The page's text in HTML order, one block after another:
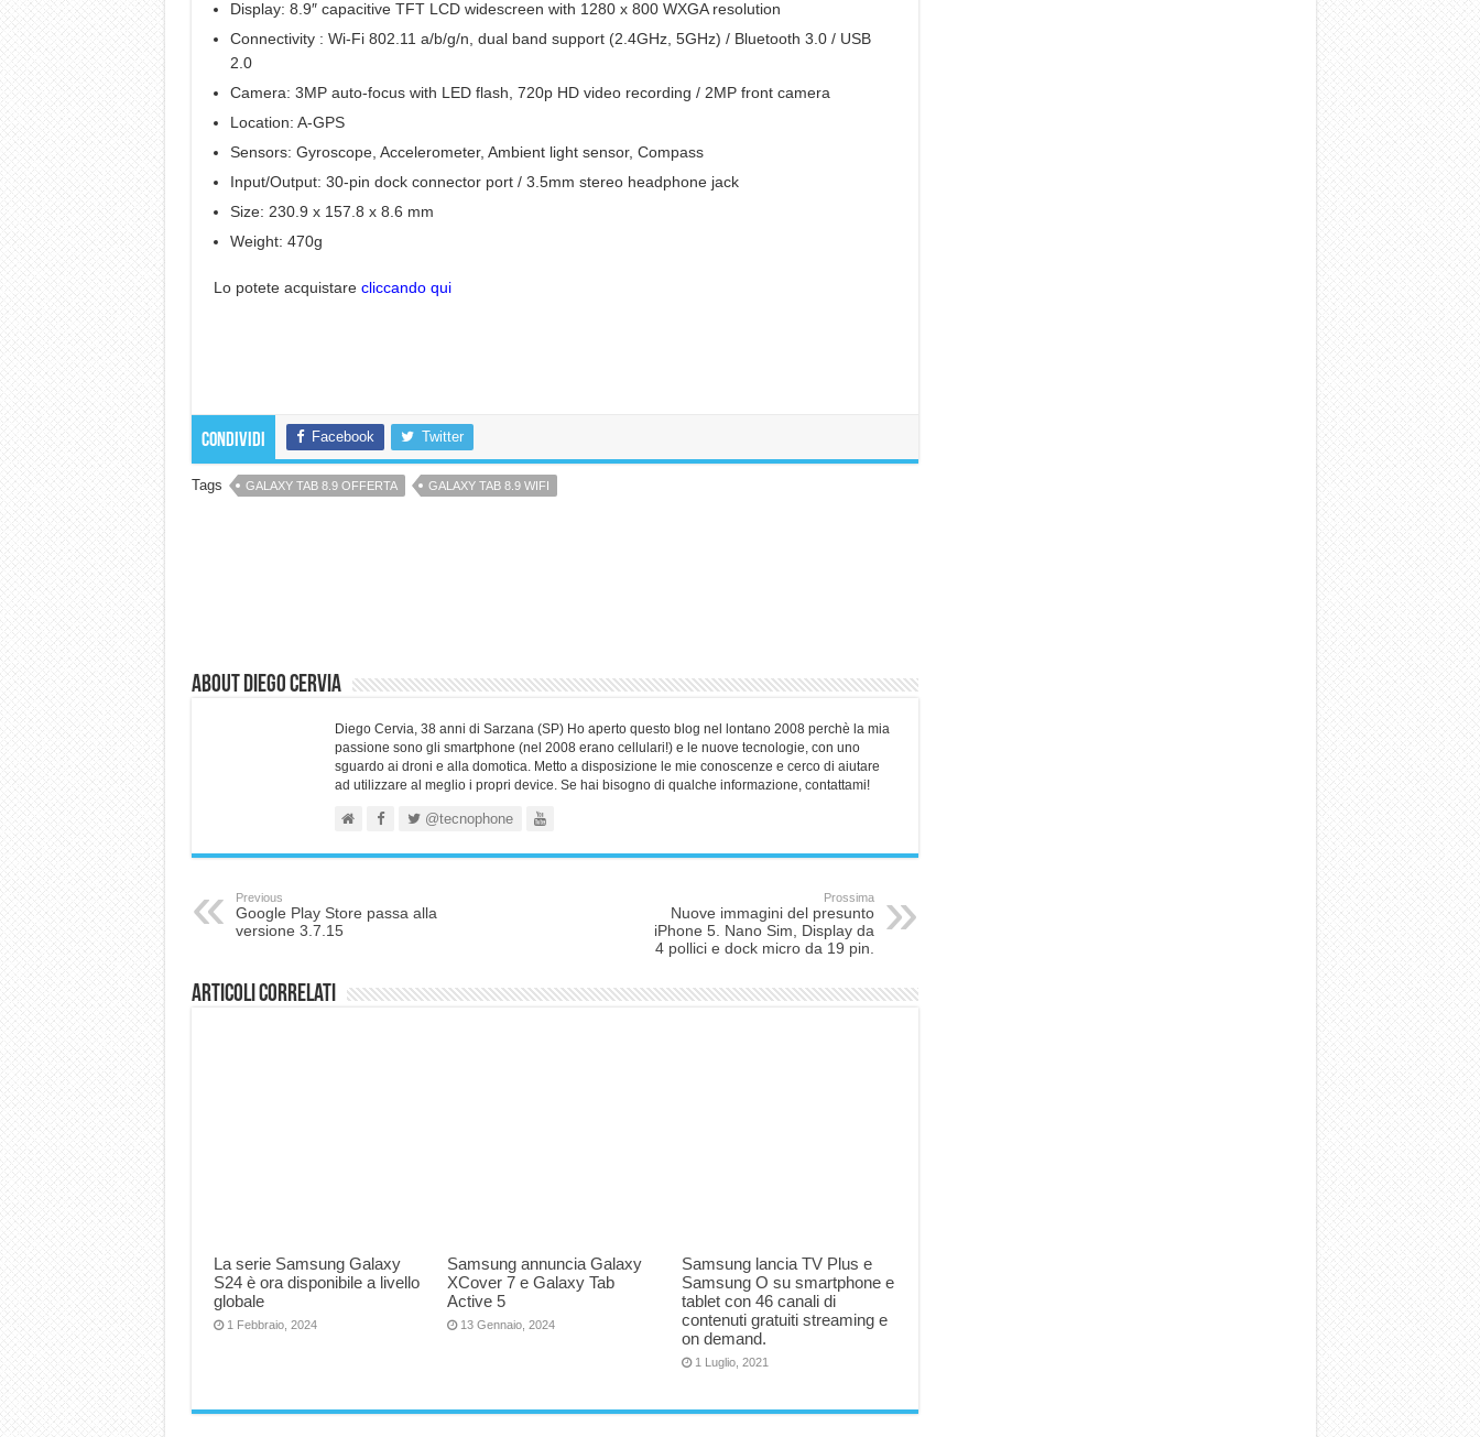
Display: 8.9″ capacitive TFT LCD widescreen with 1280 x 800 WXGA resolution
Connectivity : Wi-Fi 802.11 a/b/g/n, dual band support (2.4GHz, 5GHz) / Bluetooth 3.0 / USB
2.0
Camera: 3MP auto-focus with LED flash, 720p HD video recording / 2MP front camera
Location: A-GPS
Sensors: Gyroscope, Accelerometer, Ambient light sensor, Compass
Input/Output: 30-pin dock connector port / 3.5mm stereo headphone jack
Size: 230.9 x 157.8 x 8.6 mm
Weight: 470g
Lo potete acquistare cliccando qui
Condividi Facebook Twitter
Tags GALAXY TAB 8.9 OFFERTA GALAXY TAB 8.9 WIFI
About Diego Cervia
Diego Cervia, 38 anni di Sarzana (SP) Ho aperto questo blog nel lontano 2008 perchè la mia
passione sono gli smartphone (nel 2008 erano cellulari!) e le nuove tecnologie, con uno
sguardo ai droni e alla domotica. Metto a disposizione le mie conoscenze e cerco di aiutare
ad utilizzare al meglio i propri device. Se hai bisogno di qualche informazione, contattami!
@tecnophone
Previous
Google Play Store passa alla
versione 3.7.15
Prossima
Nuove immagini del presunto
iPhone 5. Nano Sim, Display da
4 pollici e dock micro da 19 pin.
Articoli correlati
La serie Samsung Galaxy
S24 è ora disponibile a livello
globale
1 Febbraio, 2024
Samsung annuncia Galaxy
XCover 7 e Galaxy Tab
Active 5
13 Gennaio, 2024
Samsung lancia TV Plus e
Samsung O su smartphone e
tablet con 46 canali di
contenuti gratuiti streaming e
on demand.
1 Luglio, 2021